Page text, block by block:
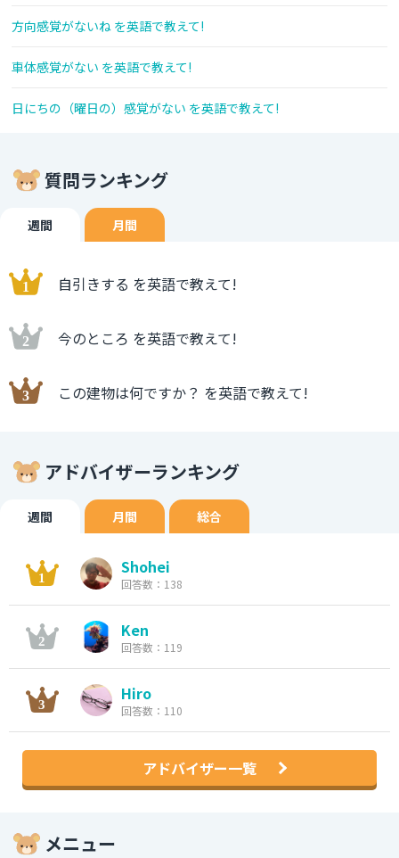
方向感覚がないね を英語で教えて!
車体感覚がない を英語で教えて!
日にちの（曜日の）感覚がない を英語で教えて!
質問ランキング
週間 月間
自引きする を英語で教えて!
今のところ を英語で教えて!
この建物は何ですか？ を英語で教えて!
アドバイザーランキング
週間 月間 総合
Shohei
回答数：138
Ken
回答数：119
Hiro
回答数：110
アドバイザー一覧
メニュー